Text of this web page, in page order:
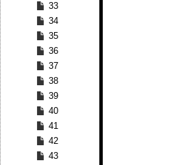
33
34
35
36
37
38
39
40
41
42
43